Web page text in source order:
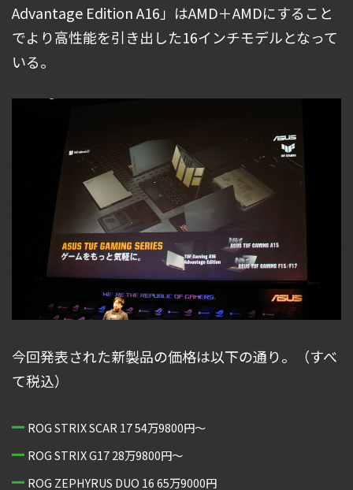
Advantage Edition A16」はAMD＋AMDにすること
でより高性能を引き出した16インチモデルとなって
いる。
今回発表された新製品の価格は以下の通り。（すべ
て税込）
ROG STRIX SCAR 17 54万9800円〜
ROG STRIX G17 28万9800円〜
ROG ZEPHYRUS DUO 16 65万9000円